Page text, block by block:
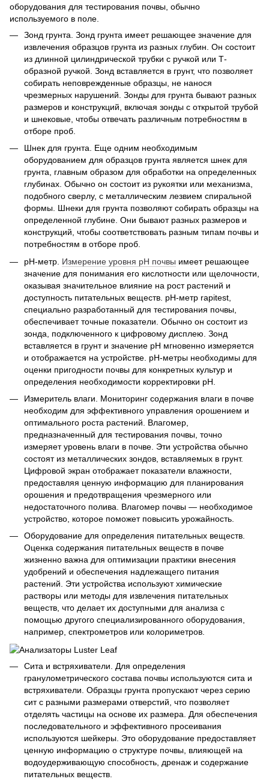
оборудования для тестирования почвы, обычно
используемого в поле.
Зонд грунта. Зонд грунта имеет решающее значение для
извлечения образцов грунта из разных глубин. Он состоит
из длинной цилиндрической трубки с ручкой или Т-
образной ручкой. Зонд вставляется в грунт, что позволяет
собирать неповрежденные образцы, не нанося
чрезмерных нарушений. Зонды для грунта бывают разных
размеров и конструкций, включая зонды с открытой трубой
и шнековые, чтобы отвечать различным потребностям в
отборе проб.
Шнек для грунта. Еще одним необходимым
оборудованием для образцов грунта является шнек для
грунта, главным образом для обработки на определенных
глубинах. Обычно он состоит из рукоятки или механизма,
подобного сверлу, с металлическим лезвием спиральной
формы. Шнеки для грунта позволяют собирать образцы на
определенной глубине. Они бывают разных размеров и
конструкций, чтобы соответствовать разным типам почвы и
потребностям в отборе проб.
pH-метр. Измерение уровня pH почвы имеет решающее
значение для понимания его кислотности или щелочности,
оказывая значительное влияние на рост растений и
доступность питательных веществ. pH-метр rapitest,
специально разработанный для тестирования почвы,
обеспечивает точные показатели. Обычно он состоит из
зонда, подключенного к цифровому дисплею. Зонд
вставляется в грунт и значение pH мгновенно измеряется
и отображается на устройстве. pH-метры необходимы для
оценки пригодности почвы для конкретных культур и
определения необходимости корректировки pH.
Измеритель влаги. Мониторинг содержания влаги в почве
необходим для эффективного управления орошением и
оптимального роста растений. Влагомер,
предназначенный для тестирования почвы, точно
измеряет уровень влаги в почве. Эти устройства обычно
состоят из металлических зондов, вставляемых в грунт.
Цифровой экран отображает показатели влажности,
предоставляя ценную информацию для планирования
орошения и предотвращения чрезмерного или
недостаточного полива. Влагомер почвы — необходимое
устройство, которое поможет повысить урожайность.
Оборудование для определения питательных веществ.
Оценка содержания питательных веществ в почве
жизненно важна для оптимизации практики внесения
удобрений и обеспечения надлежащего питания
растений. Эти устройства используют химические
растворы или методы для извлечения питательных
веществ, что делает их доступными для анализа с
помощью другого специализированного оборудования,
например, спектрометров или колориметров.
Сита и встряхиватели. Для определения
гранулометрического состава почвы используются сита и
встряхиватели. Образцы грунта пропускают через серию
сит с разными размерами отверстий, что позволяет
отделять частицы на основе их размера. Для обеспечения
последовательного и эффективного просеивания
используются шейкеры. Это оборудование предоставляет
ценную информацию о структуре почвы, влияющей на
водоудерживающую способность, дренаж и содержание
питательных веществ.